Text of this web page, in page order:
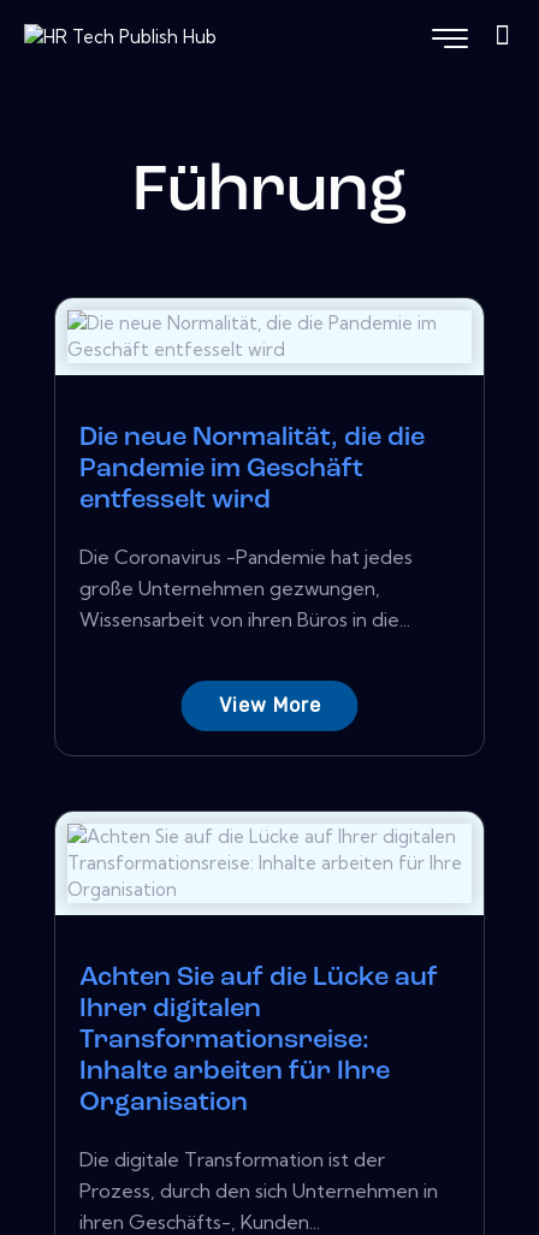
Führung
Die neue Normalität, die die
Pandemie im Geschäft
entfesselt wird
Die Coronavirus -Pandemie hat jedes
große Unternehmen gezwungen,
Wissensarbeit von ihren Büros in die...
View More
Achten Sie auf die Lücke auf
Ihrer digitalen
Transformationsreise:
Inhalte arbeiten für Ihre
Organisation
Die digitale Transformation ist der
Prozess, durch den sich Unternehmen in
ihren Geschäfts-, Kunden...